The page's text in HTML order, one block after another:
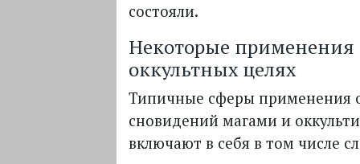
состояли.
Некоторые применения
оккультных целях
Типичные сферы применения
сновидений магами и
включают в себя в том числе